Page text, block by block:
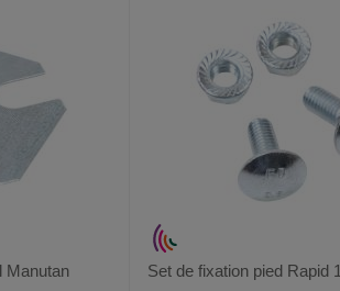
Manutan
Set de fixation pied Rapid 1